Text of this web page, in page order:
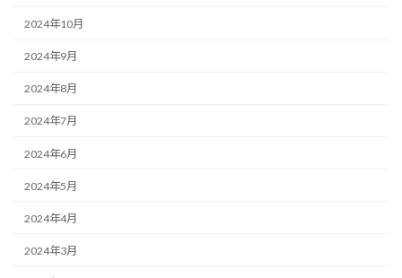
2024年10月
2024年9月
2024年8月
2024年7月
2024年6月
2024年5月
2024年4月
2024年3月